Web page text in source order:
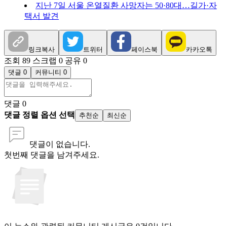
지난 7일 서울 온열질환 사망자는 50·80대…길가·자
택서 발견
링크복사 트위터 페이스북 카카오톡
조회 89 스크랩 0 공유 0
댓글 0 커뮤니티 0
댓글 0
댓글 정렬 옵션 선택
추천순 최신순
댓글이 없습니다.
첫번째 댓글을 남겨주세요.